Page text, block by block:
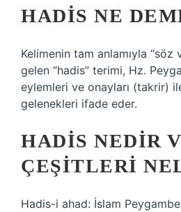
HADIS NE
Kelimenin tam anlamıyla “söz
gelen “hadis” terimi, Hz.
eylemleri ve onayları (takrir)
gelenekleri ifade eder.
HADIS NEDIR
ÇEŞITLERI
Hadis-i ahad: İslam